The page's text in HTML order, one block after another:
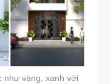
như vàng, xanh với